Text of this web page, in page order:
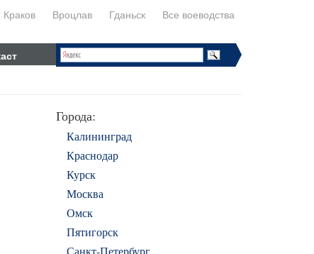
Краков Вроцлав Гданьск Все воеводства
Города:
Калининград
Краснодар
Курск
Москва
Омск
Пятигорск
Санкт-Петербург